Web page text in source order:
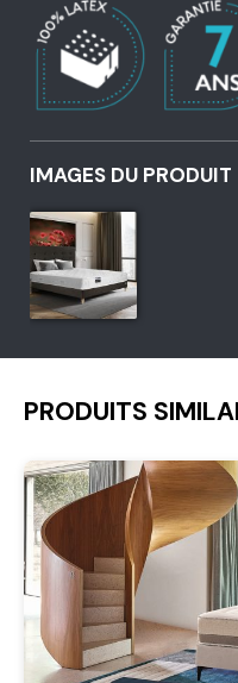
IMAGES DU PRODUIT
PRODUITS